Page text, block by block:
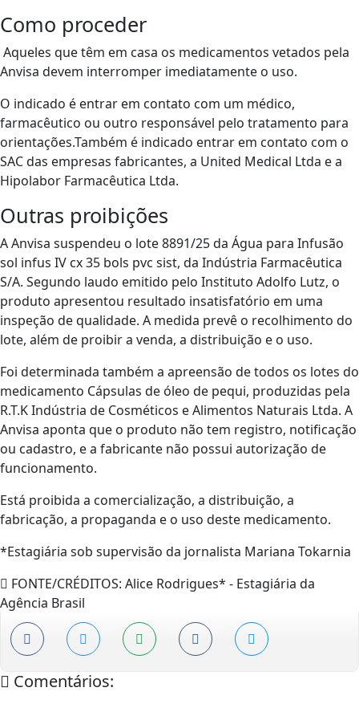
Como proceder
Aqueles que têm em casa os medicamentos vetados pela
Anvisa devem interromper imediatamente o uso.
O indicado é entrar em contato com um médico,
farmacêutico ou outro responsável pelo tratamento para
orientações.Também é indicado entrar em contato com o
SAC das empresas fabricantes, a United Medical Ltda e a
Hipolabor Farmacêutica Ltda.
Outras proibições
A Anvisa suspendeu o lote 8891/25 da Água para Infusão
sol infus IV cx 35 bols pvc sist, da Indústria Farmacêutica
S/A. Segundo laudo emitido pelo Instituto Adolfo Lutz, o
produto apresentou resultado insatisfatório em uma
inspeção de qualidade. A medida prevê o recolhimento do
lote, além de proibir a venda, a distribuição e o uso.
Foi determinada também a apreensão de todos os lotes do
medicamento Cápsulas de óleo de pequi, produzidas pela
R.T.K Indústria de Cosméticos e Alimentos Naturais Ltda. A
Anvisa aponta que o produto não tem registro, notificação
ou cadastro, e a fabricante não possui autorização de
funcionamento.
Está proibida a comercialização, a distribuição, a
fabricação, a propaganda e o uso deste medicamento.
*Estagiária sob supervisão da jornalista Mariana Tokarnia
FONTE/CRÉDITOS: Alice Rodrigues* - Estagiária da
Agência Brasil
Comentários: